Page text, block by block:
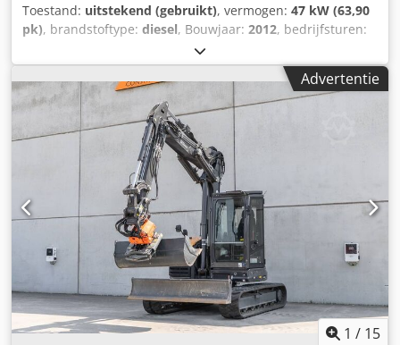
Toestand: uitstekend (gebruikt), vermogen: 47 kW (63,90
pk), brandstoftype: diesel, Bouwjaar: 2012, bedrijfsturen:
, = Overige opties en accessoires = - Bediening met
2 pedalen - Afgesloten cabine = Opmerkingen = CASE 121E
Serie 3 – bouwjaar 2012 – 1.060 bedrijfsuren CASE 121E
Serie 3 wiellader, bouwjaar 2012. De machine verkeert in
goede staat en heeft slechts 1.060 bedrijfsuren. De
machine verkeert zowel technisch als optisch in goede
staat. Hij is geschikt voor diverse toepassingen en is direct
inzetbaar. Kenmerken: * Bouwjaar: 2012 * Slechts 1.060
bedrijfsuren * Goede technische en optische staat
Dsdpezrd Uaofx Abijkr * Direct inzetbaar Neem contact
met ons op voor meer informatie of om een bezichtiging in
te plannen. = Overige informatie = Bouwjaar: 2012
Leeggewicht: 5.800 kg Laadvermogen: 1.540 kg Maximaal
toelaatbaar gewicht: 7.340 kg Technische staat: zeer goed
Optische staat: zeer goed Serienummer:
FNH121ESNCHP00140 Neem contact op met Gerrit
Advertentie
1 / 15